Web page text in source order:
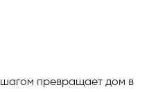
превращает дом в